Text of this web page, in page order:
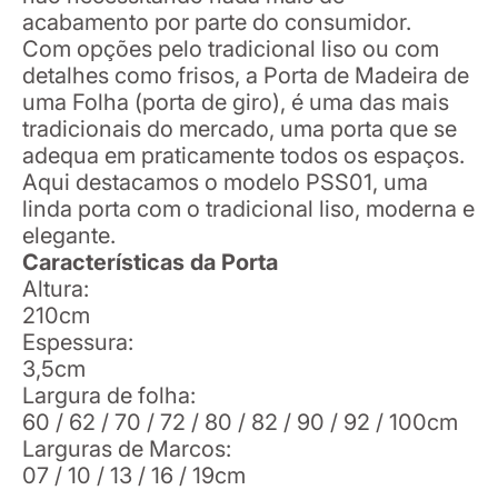
acabamento por parte do consumidor.
Com opções pelo tradicional liso ou com
detalhes como frisos, a Porta de Madeira de
uma Folha (porta de giro), é uma das mais
tradicionais do mercado, uma porta que se
adequa em praticamente todos os espaços.
Aqui destacamos o modelo PSS01, uma
linda porta com o tradicional liso, moderna e
elegante.
Características da Porta
Altura:
210cm
Espessura:
3,5cm
Largura de folha:
60 / 62 / 70 / 72 / 80 / 82 / 90 / 92 / 100cm
Larguras de Marcos:
07 / 10 / 13 / 16 / 19cm